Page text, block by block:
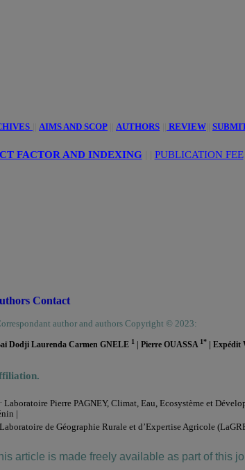
AIMS AND SCOP AUTHORS REVIEW
FACTOR AND INDEXING PUBLICATION FEE
Contact
author and authors Copyright © 2023:
Dodji Laurenda Carmen GNELE 1| Pierre OUASSA 1*| Expédit
Laboratoire Pierre PAGNEY, Climat, Eau, Ecosystème et
|
Laboratoire de Géographie Rurale et d’Expertise Agricole
article is made freely available as part of this